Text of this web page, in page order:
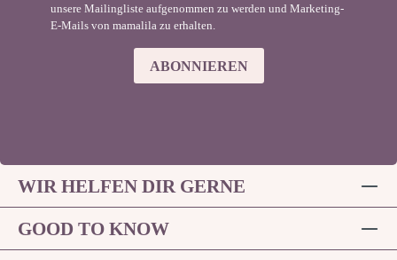
unsere Mailingliste aufgenommen zu werden und Marketing-
E-Mails von mamalila zu erhalten.
ABONNIEREN
WIR HELFEN DIR GERNE
GOOD TO KNOW